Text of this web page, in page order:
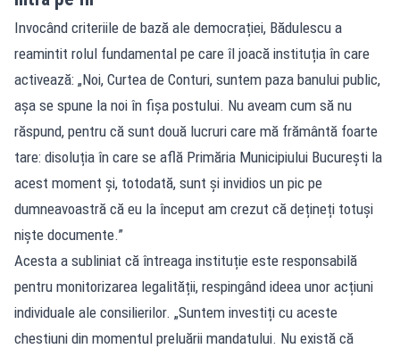
Invocând criteriile de bază ale democrației, Bădulescu a
reamintit rolul fundamental pe care îl joacă instituția în care
activează: „Noi, Curtea de Conturi, suntem paza banului public,
așa se spune la noi în fișa postului. Nu aveam cum să nu
răspund, pentru că sunt două lucruri care mă frământă foarte
tare: disoluția în care se află Primăria Municipiului București la
acest moment și, totodată, sunt și invidios un pic pe
dumneavoastră că eu la început am crezut că dețineți totuși
niște documente.”
Acesta a subliniat că întreaga instituție este responsabilă
pentru monitorizarea legalității, respingând ideea unor acțiuni
individuale ale consilierilor. „Suntem investiți cu aceste
chestiuni din momentul preluării mandatului. Nu există că